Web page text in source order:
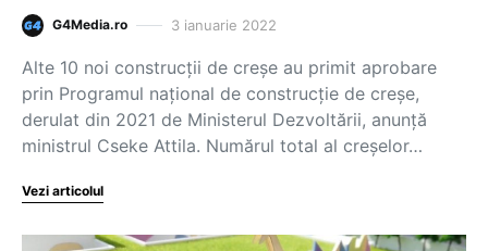
G4Media.ro 3 ianuarie 2022
Alte 10 noi construcţii de creşe au primit aprobare
prin Programul naţional de construcţie de creşe,
derulat din 2021 de Ministerul Dezvoltării, anunţă
ministrul Cseke Attila. Numărul total al creşelor…
Vezi articolul